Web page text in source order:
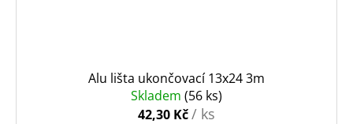
Alu lišta ukončovací 13x24 3m
Skladem (56 ks)
42,30 Kč/ ks